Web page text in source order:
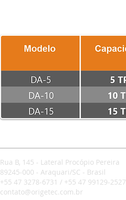
Rua B, 145 - Lateral Procópio Pereira
89245-000 - Araquari/SC - Brasil
+55 47 3278-6731 / +55 47 99129-2527
contato@origetec.com.br